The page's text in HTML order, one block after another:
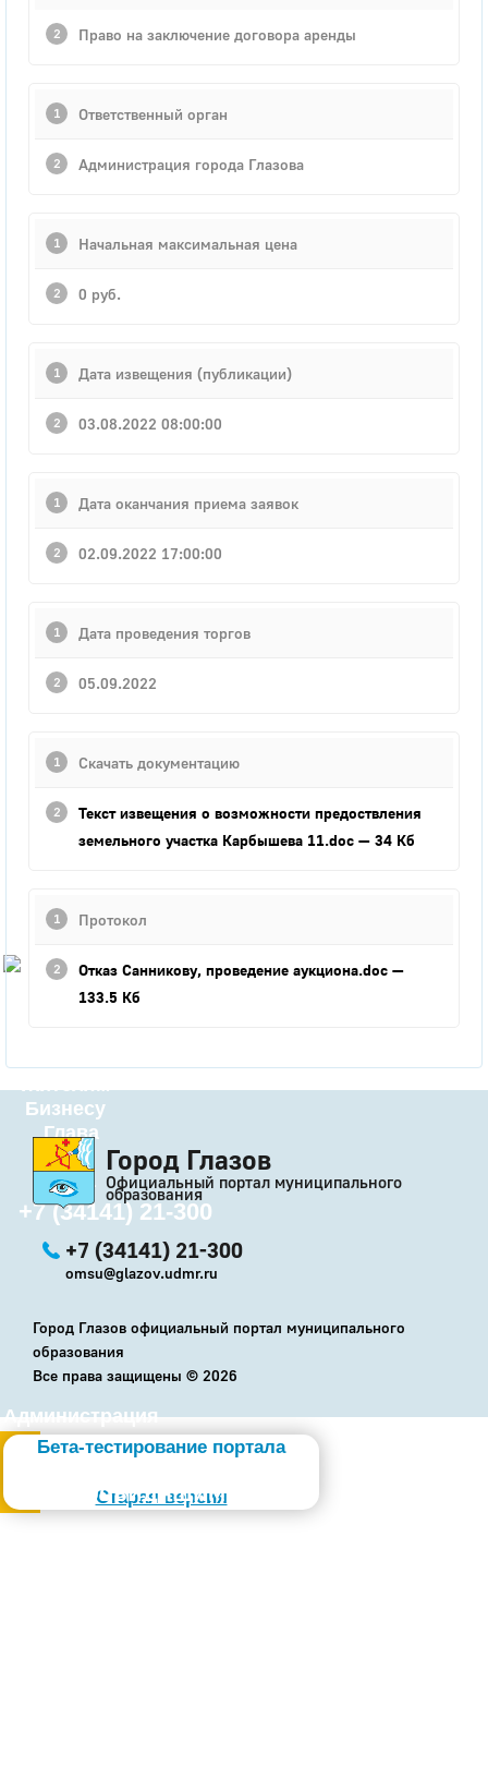
Город
муниципального
История
Жителям
Бизнесу
Глава
КСО
Дума
+7 (34141) 21-300
Администрация
Бета-тестирование портала
Старая версия
Слабовидящим
Право на заключение договора аренды
Ответственный орган
Администрация города Глазова
Начальная максимальная цена
0 руб.
Дата извещения (публикации)
03.08.2022 08:00:00
Дата оканчания приема заявок
02.09.2022 17:00:00
Дата проведения торгов
05.09.2022
Скачать документацию
Текст извещения о возможности предоствления
земельного участка Карбышева 11.doc — 34 Кб
Протокол
Отказ Санникову, проведение аукциона.doc —
133.5 Кб
Город Глазов
Официальный портал муниципального
образования
+7 (34141) 21-300
omsu@glazov.udmr.ru
Город Глазов официальный портал муниципального
образования
Все права защищены © 2026